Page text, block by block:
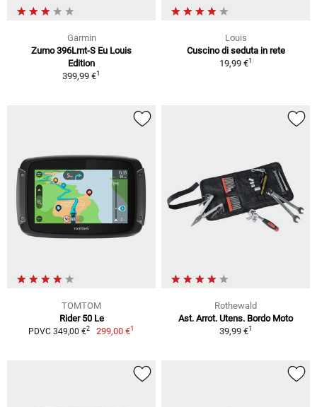
Garmin
Zumo 396Lmt-S Eu Louis
Edition
399,99 €1
Louis
Cuscino di seduta in rete
19,99 €1
TOMTOM
Rider 50 Le
PDVC 349,00 €2 299,00 €1
Rothewald
Ast. Arrot. Utens. Bordo Moto
39,99 €1